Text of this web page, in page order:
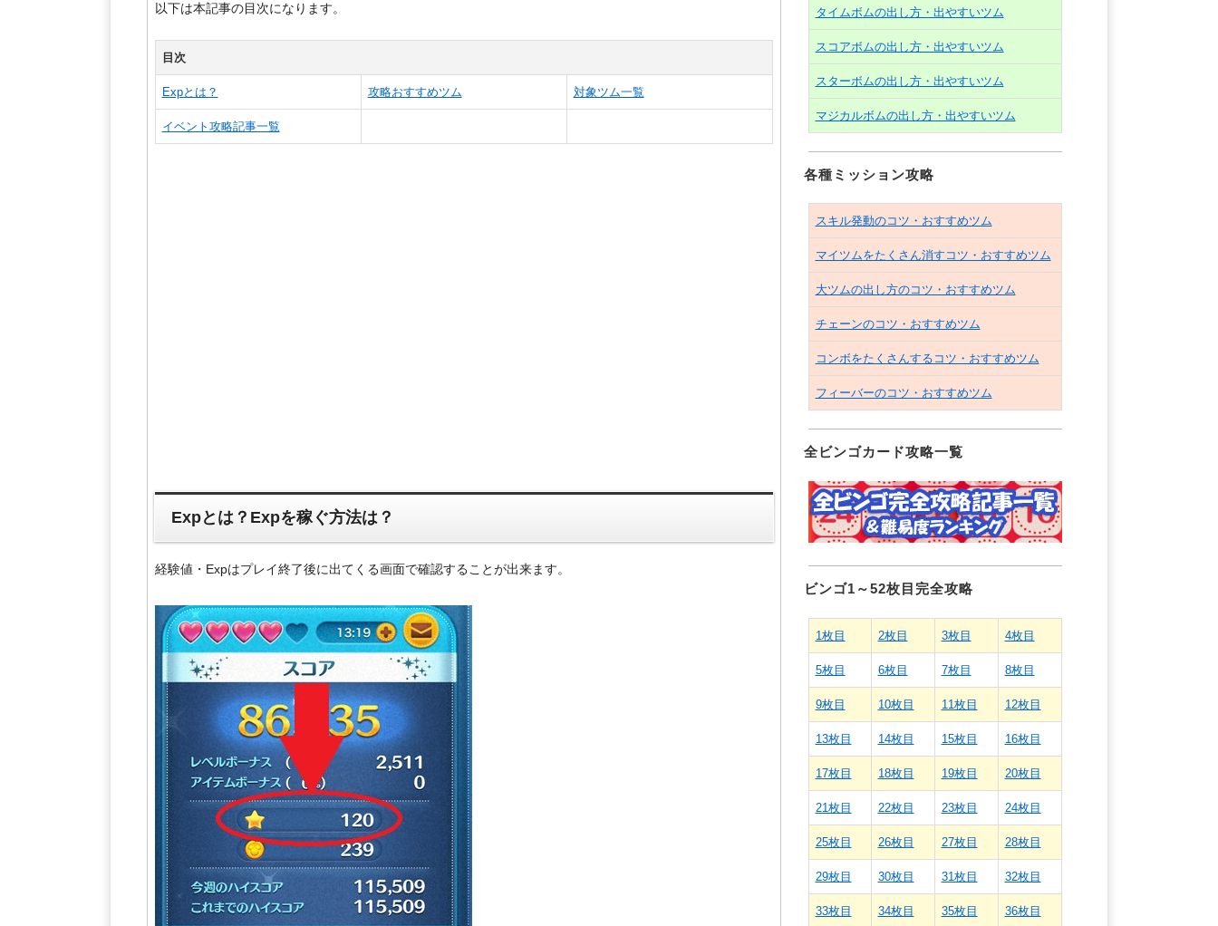
以下は本記事の目次になります。
目次
Expとは？ 攻略おすすめツム 対象ツム一覧
イベント攻略記事一覧
Expとは？Expを稼ぐ方法は？
経験値・Expはプレイ終了後に出てくる画面で確認することが出来ます。
タイムボムの出し方・出やすいツム
スコアボムの出し方・出やすいツム
スターボムの出し方・出やすいツム
マジカルボムの出し方・出やすいツム
各種ミッション攻略
スキル発動のコツ・おすすめツム
マイツムをたくさん消すコツ・おすすめツム
大ツムの出し方のコツ・おすすめツム
チェーンのコツ・おすすめツム
コンボをたくさんするコツ・おすすめツム
フィーバーのコツ・おすすめツム
全ビンゴカード攻略一覧
ビンゴ1～52枚目完全攻略
1枚目 2枚目 3枚目 4枚目
5枚目 6枚目 7枚目 8枚目
9枚目 10枚目 11枚目 12枚目
13枚目 14枚目 15枚目 16枚目
17枚目 18枚目 19枚目 20枚目
21枚目 22枚目 23枚目 24枚目
25枚目 26枚目 27枚目 28枚目
29枚目 30枚目 31枚目 32枚目
33枚目 34枚目 35枚目 36枚目